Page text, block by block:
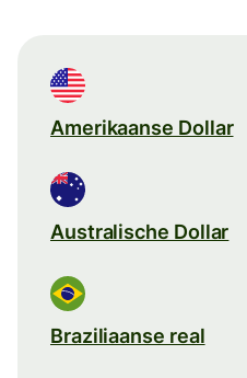
Amerikaanse Dollar
Australische Dollar
Braziliaanse real